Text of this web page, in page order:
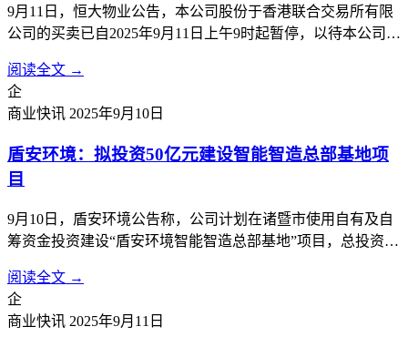
9月11日，恒大物业公告，本公司股份于香港联合交易所有限
公司的买卖已自2025年9月11日上午9时起暂停，以待本公司根
告。
阅读全文 →
企
商业快讯 2025年9月10日
盾安环境：拟投资50亿元建设智能智造总部基地项
目
9月10日，盾安环境公告称，公司计划在诸暨市使用自有及自
筹资金投资建设“盾安环境智能智造总部基地”项目，总投资额
期为盾安环境智能制造总部基地项目，第二期为盾安环境新能
源汽车热管理总部基地项目。计划建设盾安环境制冷核心零部
件及新能源汽车热管理核心...
阅读全文 →
企
商业快讯 2025年9月11日